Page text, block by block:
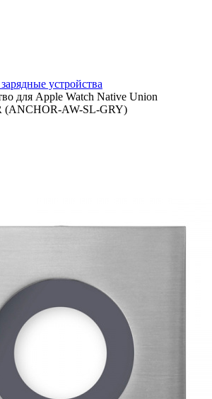
устройства
для Apple Watch Native Union
(ANCHOR-AW-SL-GRY)